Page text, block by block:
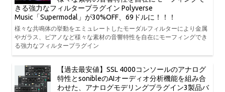
きる強力なフィルタープラグイン Polyverse
Music「Supermodal」が30%OFF、69ドルに！！！
様々な共鳴体の挙動をエミュレートしたモーダルフィルターにより金属
やガラス、ピアノなど様々な素材の音響特性を自在にモーフィングでき
る強力なフィルタープラグイン
【過去最安値】SSL 4000コンソールのアナログ
特性とsonibleのAIオーディオ分析機能を組み合
わせた、アナログモデリングプラグイン3製品バ